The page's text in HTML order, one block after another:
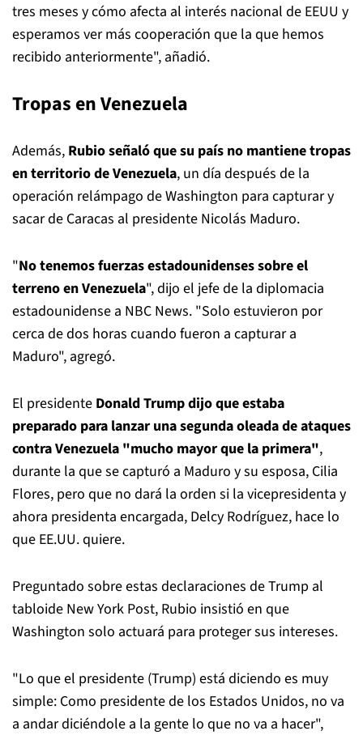
tres meses y cómo afecta al interés nacional de EEUU y
esperamos ver más cooperación que la que hemos
recibido anteriormente", añadió.
Tropas en Venezuela
Además, Rubio señaló que su país no mantiene tropas
en territorio de Venezuela, un día después de la
operación relámpago de Washington para capturar y
sacar de Caracas al presidente Nicolás Maduro.
"No tenemos fuerzas estadounidenses sobre el
terreno en Venezuela", dijo el jefe de la diplomacia
estadounidense a NBC News. "Solo estuvieron por
cerca de dos horas cuando fueron a capturar a
Maduro", agregó.
El presidente Donald Trump dijo que estaba
preparado para lanzar una segunda oleada de ataques
contra Venezuela "mucho mayor que la primera",
durante la que se capturó a Maduro y su esposa, Cilia
Flores, pero que no dará la orden si la vicepresidenta y
ahora presidenta encargada, Delcy Rodríguez, hace lo
que EE.UU. quiere.
Preguntado sobre estas declaraciones de Trump al
tabloide New York Post, Rubio insistió en que
Washington solo actuará para proteger sus intereses.
"Lo que el presidente (Trump) está diciendo es muy
simple: Como presidente de los Estados Unidos, no va
a andar diciéndole a la gente lo que no va a hacer",